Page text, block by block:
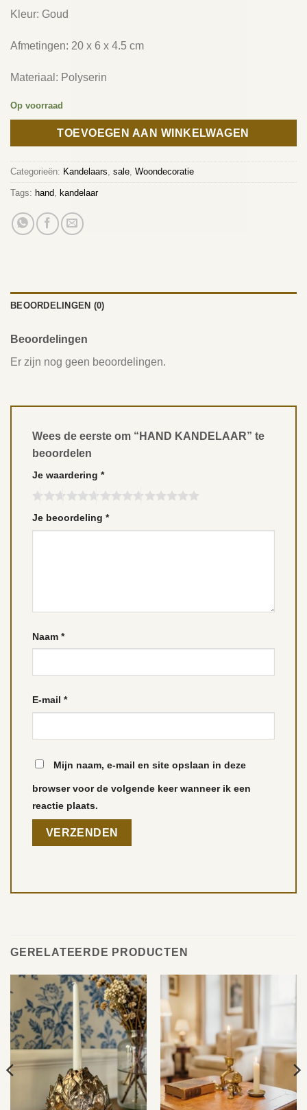
Kleur: Goud
Afmetingen: 20 x 6 x 4.5 cm
Materiaal: Polyserin
Op voorraad
TOEVOEGEN AAN WINKELWAGEN
Categorieën: Kandelaars, sale, Woondecoratie
Tags: hand, kandelaar
BEOORDELINGEN (0)
Beoordelingen
Er zijn nog geen beoordelingen.
Wees de eerste om “HAND KANDELAAR” te
beoordelen
Je waardering *
Je beoordeling *
Naam *
E-mail *
Mijn naam, e-mail en site opslaan in deze
browser voor de volgende keer wanneer ik een
reactie plaats.
GERELATEERDE PRODUCTEN